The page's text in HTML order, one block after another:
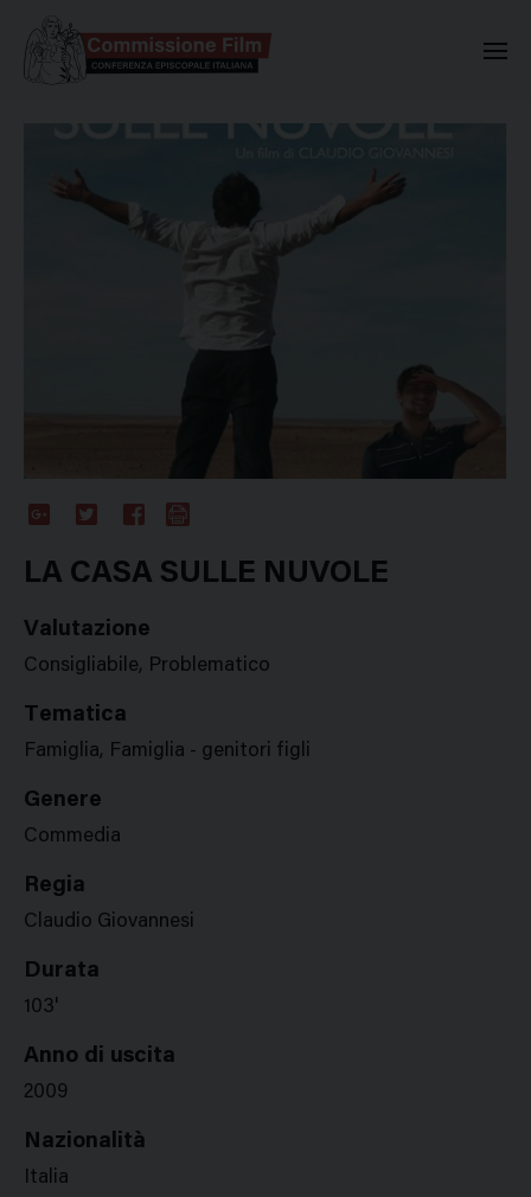
Plus
LA CASA SULLE NUVOLE
Valutazione
Consigliabile, Problematico
Tematica
Famiglia, Famiglia - genitori figli
Genere
Commedia
Regia
Claudio Giovannesi
Durata
103'
Anno di uscita
2009
Nazionalità
Italia